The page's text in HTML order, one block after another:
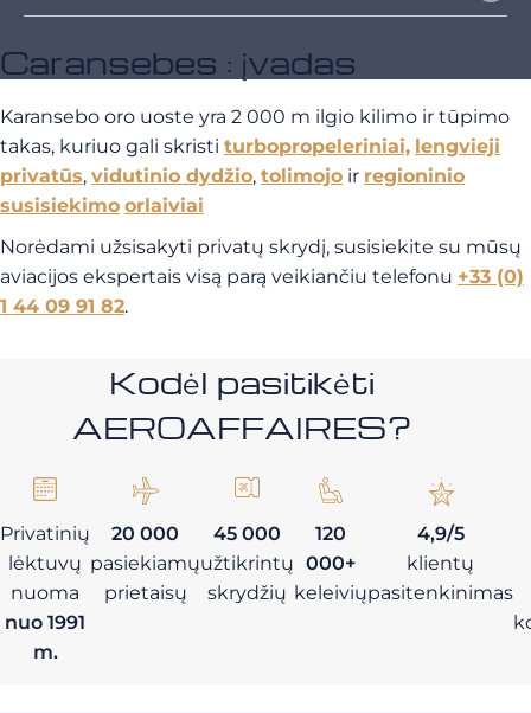
Caransebes : įvadas
Karansebo oro uoste yra 2 000 m ilgio kilimo ir tūpimo
takas, kuriuo gali skristi turbopropeleriniai, lengvieji
privatūs, vidutinio dydžio, tolimojo ir regioninio
susisiekimo orlaiviai
Norėdami užsisakyti privatų skrydį, susisiekite su mūsų
aviacijos ekspertais visą parą veikiančiu telefonu +33 (0)
1 44 09 91 82.
Kodėl pasitikėti
AEROAFFAIRES?
Privatinių
lėktuvų
nuoma
nuo 1991
m.
20 000
pasiekiamų
prietaisų
45 000
užtikrintų
skrydžių
120
000+
keleivių
4,9/5
klientų
pasitenkinimas